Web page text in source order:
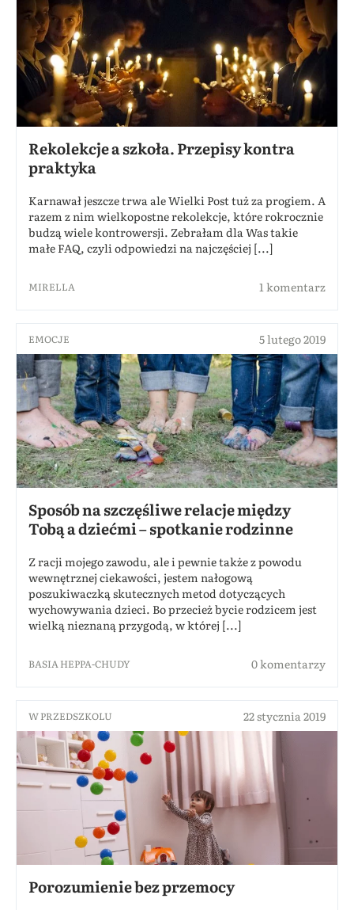
Rekolekcje a szkoła. Przepisy kontra
praktyka
Karnawał jeszcze trwa ale Wielki Post tuż za progiem. A
razem z nim wielkopostne rekolekcje, które rokrocznie
budzą wiele kontrowersji. Zebrałam dla Was takie
małe FAQ, czyli odpowiedzi na najczęściej [...]
MIRELLA 1 komentarz
EMOCJE 5 lutego 2019
Sposób na szczęśliwe relacje między
Tobą a dziećmi – spotkanie rodzinne
Z racji mojego zawodu, ale i pewnie także z powodu
wewnętrznej ciekawości, jestem nałogową
poszukiwaczką skutecznych metod dotyczących
wychowywania dzieci. Bo przecież bycie rodzicem jest
wielką nieznaną przygodą, w której [...]
BASIA HEPPA-CHUDY 0 komentarzy
W PRZEDSZKOLU 22 stycznia 2019
Porozumienie bez przemocy